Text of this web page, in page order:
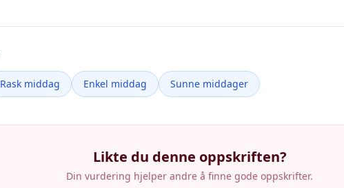
Rask middag Enkel middag Sunne middager
Likte du denne oppskriften?
Din vurdering hjelper andre å finne gode oppskrifter.